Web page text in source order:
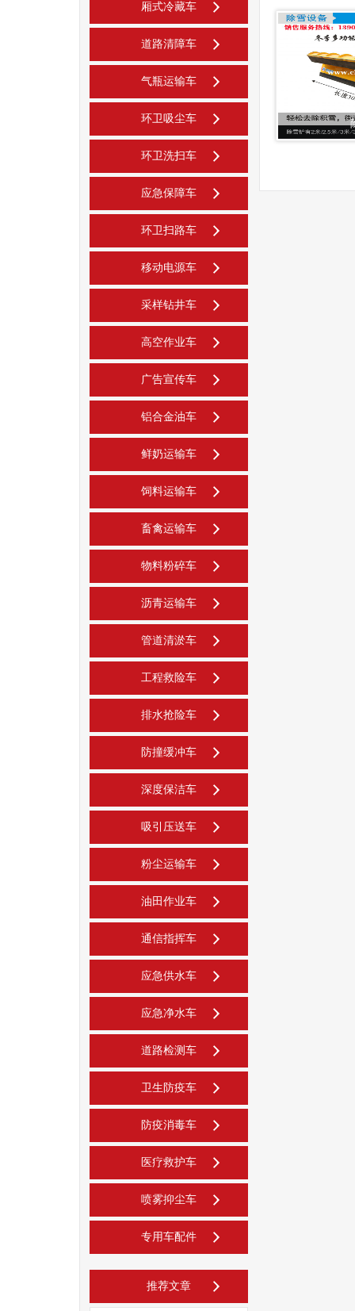
厢式冷藏车
道路清障车
气瓶运输车
环卫吸尘车
环卫洗扫车
应急保障车
环卫扫路车
移动电源车
采样钻井车
高空作业车
广告宣传车
铝合金油车
鲜奶运输车
饲料运输车
畜禽运输车
物料粉碎车
沥青运输车
管道清淤车
工程救险车
排水抢险车
防撞缓冲车
深度保洁车
吸引压送车
粉尘运输车
油田作业车
通信指挥车
应急供水车
应急净水车
道路检测车
卫生防疫车
防疫消毒车
医疗救护车
喷雾抑尘车
专用车配件
推荐文章